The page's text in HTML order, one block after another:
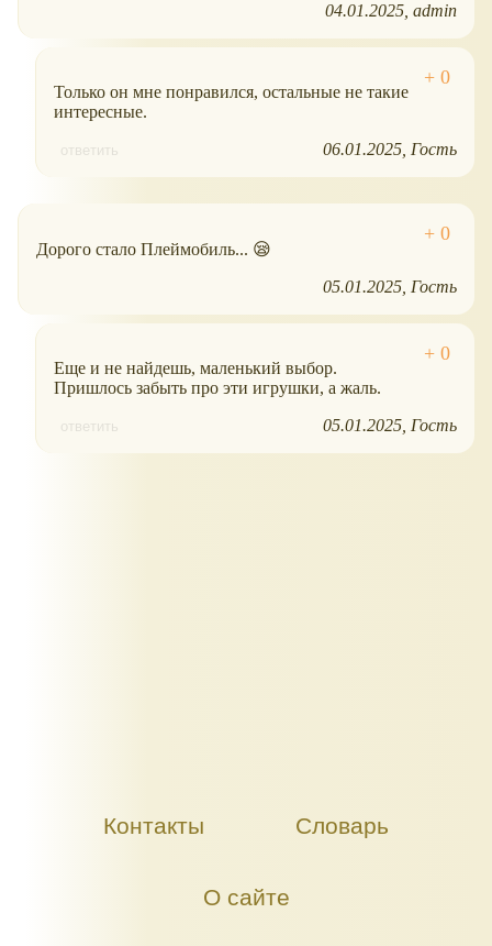
04.01.2025 admin
Только он мне понравился, остальные не такие
интересные.
ответить 06.01.2025 Гость
Дорого стало Плеймобиль... 😪
05.01.2025 Гость
Еще и не найдешь, маленький выбор.
Пришлось забыть про эти игрушки, а жаль.
ответить 05.01.2025 Гость
Контакты Словарь
О сайте